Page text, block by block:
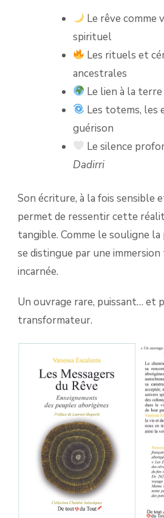
Le rêve comme
spirituel
Les rituels et
ancestrales
Le lien à la
Les totems, les
guérison
Le silence
Dadirri
Son écriture, à la fois sensible
permet de ressentir cette
tangible. Comme le souligne
se distingue par une
incarnée.
Un ouvrage rare, puissant… et
transformateur.